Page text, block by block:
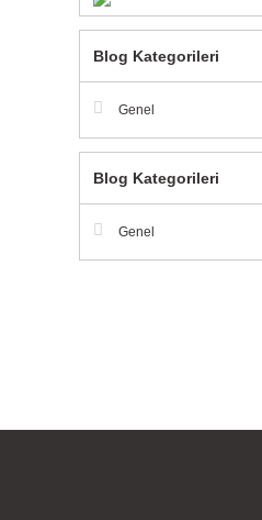
Blog Kategorileri
Genel
Blog Kategorileri
Genel